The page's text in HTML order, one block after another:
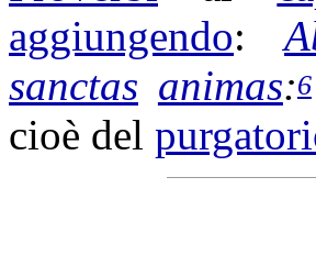
aggiungendo:
sanctas animas:6
cioè del